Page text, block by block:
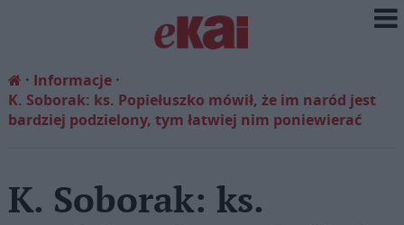
Informacje
K. Soborak: ks. Popiełuszko mówił, że im naród jest
bardziej podzielony, tym łatwiej nim poniewierać
K. Soborak: ks.